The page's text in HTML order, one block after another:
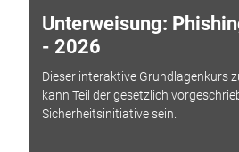
Unterweisung:
- 2026
Dieser interaktive Grundlagenkurs
kann Teil der gesetzlich
Sicherheitsinitiative sein.